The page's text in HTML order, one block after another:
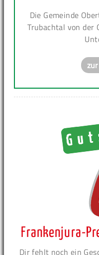
Die Gemeinde
Trubachtal von der
Frankenjura-
Dir fehlt noch ein